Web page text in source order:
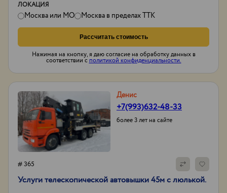
ЛОКАЦИЯ
Москва или МО Москва в пределах ТТК
Рассчитать стоимость
Нажимая на кнопку, я даю согласие на обработку данных в
соответствии с политикой конфиденциальности.
Денис
+7(993)632-48-33
более 3 лет на сайте
# 365
Услуги телескопической автовышки 45м с люлькой.